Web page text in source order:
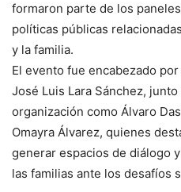
formaron parte de los
políticas públicas
y la familia.
El evento fue encabezado
José Luis Lara Sánchez,
organización como Álvaro
Omayra Álvarez, quienes
generar espacios de diálogo
las familias ante los desafíos